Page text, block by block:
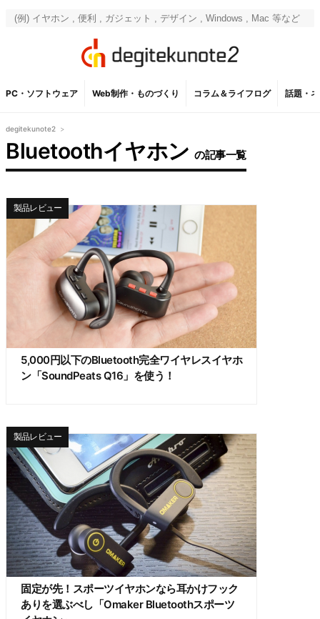
PC・ソフトウェア Web制作・ものづくり コラム＆ライフログ 話題・
degitekunote2 >
Bluetoothイヤホン の記事一覧
5,000円以下のBluetooth完全ワイヤレスイヤホ
ン「SoundPeats Q16」を使う！
製品レビュー
固定が先！スポーツイヤホンなら耳かけフック
ありを選ぶべし「Omaker Bluetoothスポーツ
製品レビュー